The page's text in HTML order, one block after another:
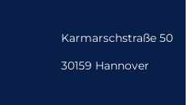
Karmarschstraße 50
30159 Hannover